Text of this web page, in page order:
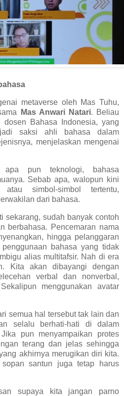
metaverse oleh Mas Tuhu,
Mas Anwari Natari. Beliau
Bahasa Indonesia, yang
saksi ahli bahasa dalam
menjelaskan mengenai
apa pun teknologi, bahasa
Sebab apa, walopun kini
simbol-simbol tertentu,
dari bahasa.
sekarang, sudah banyak contoh
berbahasa. Pencemaran nama
hingga pelanggaran
bahasa yang tidak
alias multitafsir. Nah di era
Kita akan dibayangi dengan
verbal dan nonverbal,
menggunakan avatar
semua hal tersebut tak lain dan
selalu berhati-hati di dalam
pun menyampaikan protes
terang dan jelas sehingga
akhirnya merugikan diri kita.
santun juga tetap harus
supaya kita jangan parno